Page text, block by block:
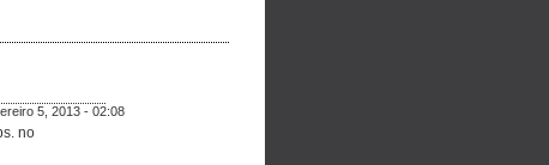
5, 2013 - 02:08
no